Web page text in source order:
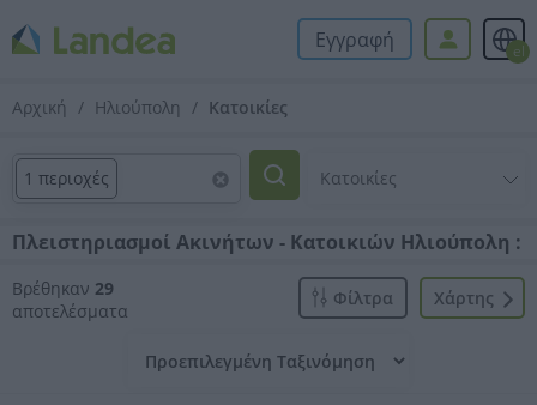
Εγγραφή el
Αρχική Ηλιούπολη Κατοικίες
1 περιοχές
Πλειστηριασμοί Ακινήτων - Κατοικιών Ηλιούπολη :
Βρέθηκαν 29
αποτελέσματα
Xάρτης
Φίλτρα